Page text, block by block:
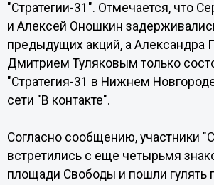
"Стратегии-31". Отмечается, что
и Алексей Оношкин
предыдущих акций, а Александра
Дмитрием Туляковым только
"Стратегия-31 в Нижнем
сети "В контакте".
Согласно сообщению, участники
встретились с еще четырьмя
площади Свободы и пошли гулять